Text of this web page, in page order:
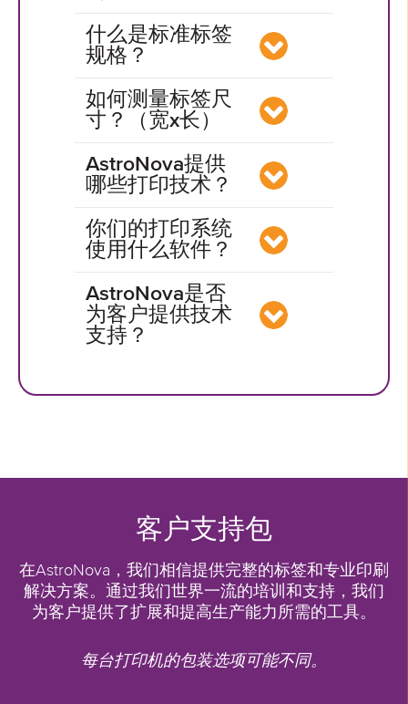
什么是标准标签
规格？
如何测量标签尺
寸？（宽x长）
AstroNova提供
哪些打印技术？
你们的打印系统
使用什么软件？
AstroNova是否
为客户提供技术
支持？
客户支持包
在AstroNova，我们相信提供完整的标签和专业印刷
解决方案。通过我们世界一流的培训和支持，我们
为客户提供了扩展和提高生产能力所需的工具。
每台打印机的包装选项可能不同。